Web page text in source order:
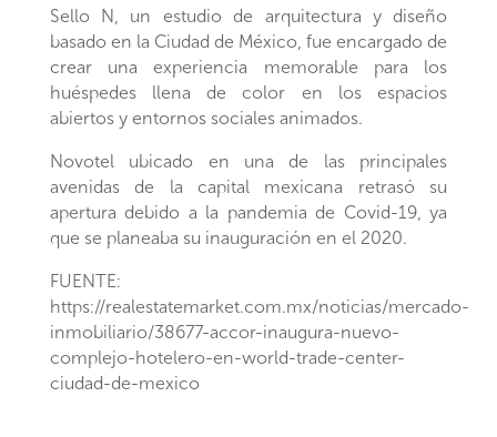
Sello N, un estudio de arquitectura y diseño
basado en la Ciudad de México, fue encargado de
crear una experiencia memorable para los
huéspedes llena de color en los espacios
abiertos y entornos sociales animados.
Novotel ubicado en una de las principales
avenidas de la capital mexicana retrasó su
apertura debido a la pandemia de Covid-19, ya
que se planeaba su inauguración en el 2020.
FUENTE:
https://realestatemarket.com.mx/noticias/mercado-
inmobiliario/38677-accor-inaugura-nuevo-
complejo-hotelero-en-world-trade-center-
ciudad-de-mexico